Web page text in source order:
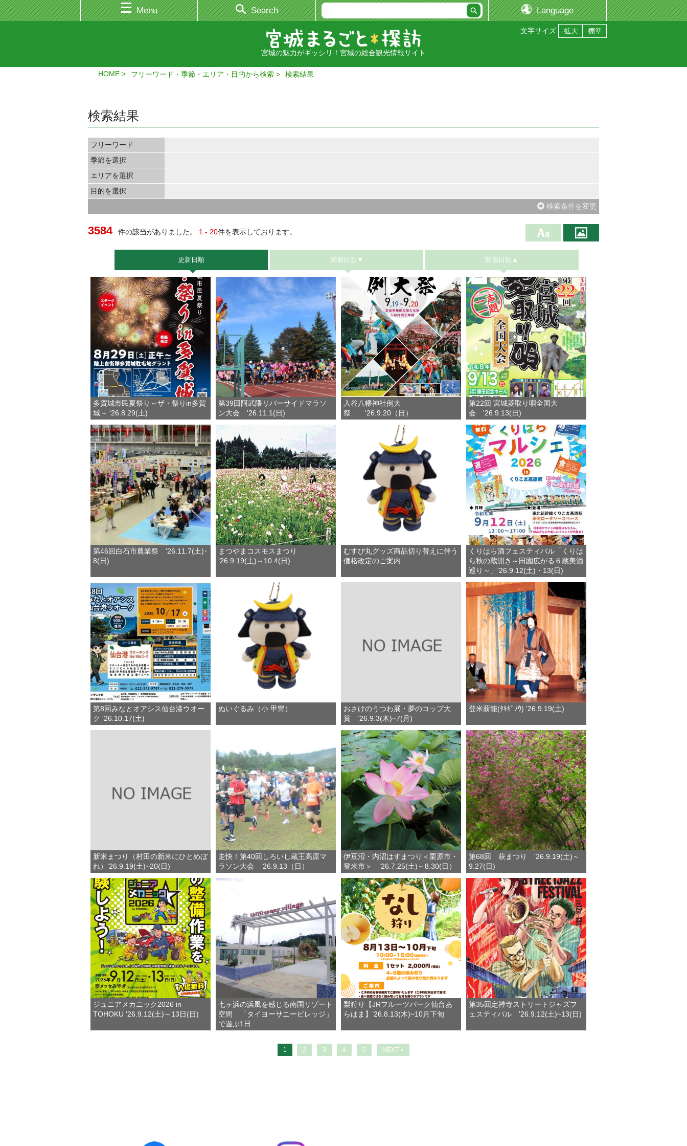
Menu Search Language
文字サイズ
宮城の魅力がギッシリ！宮城の総合観光情報サイト
HOME フリーワード・季節・エリア・目的から検索 検索結果
検索結果
フリーワード
季節を選択
エリアを選択
目的を選択
検索条件を変更
3584 件の該当がありました。 1 - 20件を表示しております。
更新日順 開催日順▼ 開催日順▲
多賀城市民夏祭り～ザ・祭りin多賀
城～ '26.8.29(土)
第39回阿武隈リバーサイドマラソ
ン大会 '26.11.1(日)
入谷八幡神社例大
祭 '26.9.20（日）
第22回 宮城菱取り唄全国大
会 '26.9.13(日)
第46回白石市農業祭 '26.11.7(土)･
8(日)
まつやまコスモスまつり
’26.9.19(土)～10.4(日)
むすび丸グッズ商品切り替えに伴う
価格改定のご案内
くりはら酒フェスティバル「くりは
ら秋の蔵開き～田園広がる６蔵美酒
巡り～」'26.9.12(土)・13(日)
第8回みなとオアシス仙台港ウオー
ク '26.10.17(土)
ぬいぐるみ（小 甲冑）
おさけのうつわ展・夢のコップ大
賞 ’26.9.3(木)~7(月)
登米薪能(ﾀｷｷﾞﾉｳ) '26.9.19(土)
新米まつり（村田の新米にひとめぼ
れ）’26.9.19(土)~20(日)
走快！第40回しろいし蔵王高原マ
ラソン大会 ’26.9.13（日）
伊豆沼・内沼はすまつり＜栗原市・
登米市＞ ’26.7.25(土)～8.30(日）
第68回 萩まつり '26.9.19(土)～
9.27(日)
ジュニアメカニック2026 in
TOHOKU '26.9.12(土)～13日(日)
七ヶ浜の浜風を感じる南国リゾート
空間 「タイヨーサニービレッジ」
で遊ぶ1日
梨狩り【JRフルーツパーク仙台あ
らはま】’26.8.13(木)~10月下旬
第35回定禅寺ストリートジャズフ
ェスティバル '26.9.12(土)~13(日)
1 2 3 4 5 NEXT »